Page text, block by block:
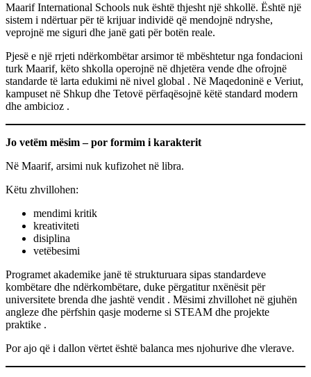
Maarif International Schools nuk është thjesht një shkollë. Është një
sistem i ndërtuar për të krijuar individë që mendojnë ndryshe,
veprojnë me siguri dhe janë gati për botën reale.
Pjesë e një rrjeti ndërkombëtar arsimor të mbështetur nga fondacioni
turk Maarif, këto shkolla operojnë në dhjetëra vende dhe ofrojnë
standarde të larta edukimi në nivel global . Në Maqedoninë e Veriut,
kampuset në Shkup dhe Tetovë përfaqësojnë këtë standard modern
dhe ambicioz .
Jo vetëm mësim – por formim i karakterit
Në Maarif, arsimi nuk kufizohet në libra.
Këtu zhvillohen:
mendimi kritik
kreativiteti
disiplina
vetëbesimi
Programet akademike janë të strukturuara sipas standardeve
kombëtare dhe ndërkombëtare, duke përgatitur nxënësit për
universitete brenda dhe jashtë vendit . Mësimi zhvillohet në gjuhën
angleze dhe përfshin qasje moderne si STEAM dhe projekte
praktike .
Por ajo që i dallon vërtet është balanca mes njohurive dhe vlerave.